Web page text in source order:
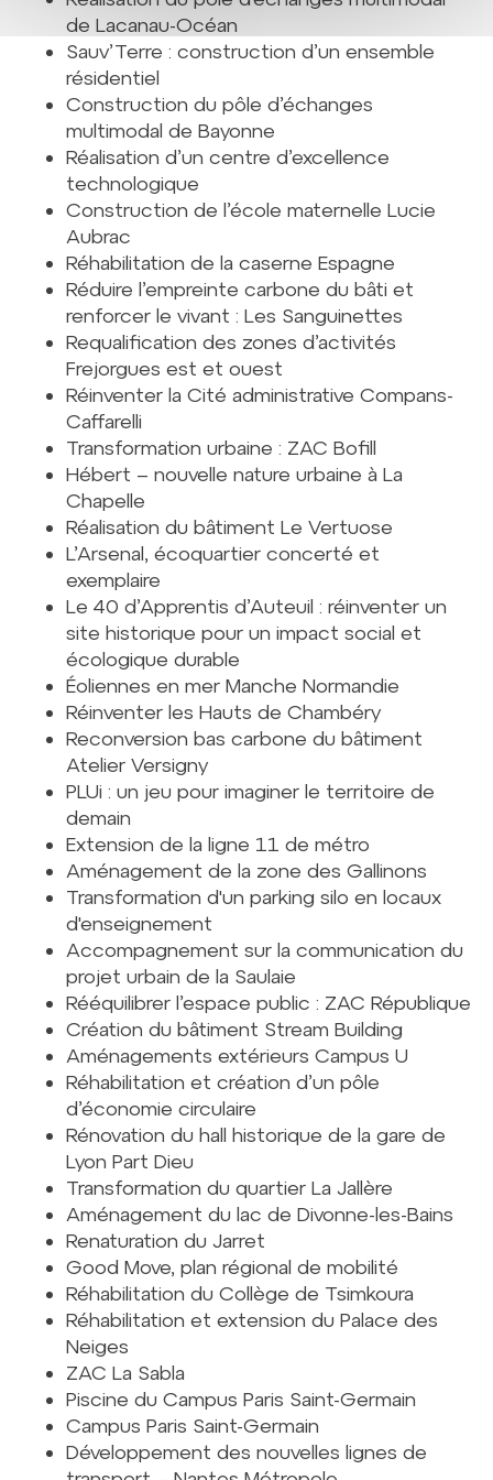
de Lacanau-Océan
Sauv’Terre : construction d’un ensemble
résidentiel
Construction du pôle d’échanges
multimodal de Bayonne
Réalisation d’un centre d’excellence
technologique
Construction de l’école maternelle Lucie
Aubrac
Réhabilitation de la caserne Espagne
Réduire l’empreinte carbone du bâti et
renforcer le vivant : Les Sanguinettes
Requalification des zones d’activités
Frejorgues est et ouest
Réinventer la Cité administrative Compans-
Caffarelli
Transformation urbaine : ZAC Bofill
Hébert – nouvelle nature urbaine à La
Chapelle
Réalisation du bâtiment Le Vertuose
L’Arsenal, écoquartier concerté et
exemplaire
Le 40 d’Apprentis d’Auteuil : réinventer un
site historique pour un impact social et
écologique durable
Éoliennes en mer Manche Normandie
Réinventer les Hauts de Chambéry
Reconversion bas carbone du bâtiment
Atelier Versigny
PLUi : un jeu pour imaginer le territoire de
demain
Extension de la ligne 11 de métro
Aménagement de la zone des Gallinons
Transformation d'un parking silo en locaux
d'enseignement
Accompagnement sur la communication du
projet urbain de la Saulaie
Rééquilibrer l’espace public : ZAC République
Création du bâtiment Stream Building
Aménagements extérieurs Campus U
Réhabilitation et création d’un pôle
d’économie circulaire
Rénovation du hall historique de la gare de
Lyon Part Dieu
Transformation du quartier La Jallère
Aménagement du lac de Divonne-les-Bains
Renaturation du Jarret
Good Move, plan régional de mobilité
Réhabilitation du Collège de Tsimkoura
Réhabilitation et extension du Palace des
Neiges
ZAC La Sabla
Piscine du Campus Paris Saint-Germain
Campus Paris Saint-Germain
Développement des nouvelles lignes de